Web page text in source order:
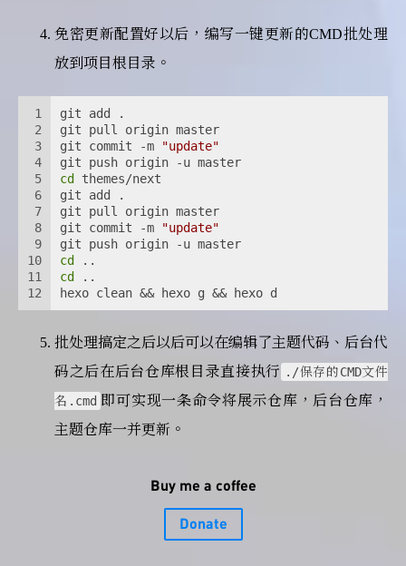
免密更新配置好以后，编写一键更新的CMD批处理
放到项目根目录。
1
2
3
4
5
6
7
8
9
10
11
12
git add .
git pull origin master
git commit -m
"update"
git push origin -u master
cd
themes/next
git add .
git pull origin master
git commit -m
"update"
git push origin -u master
cd
..
cd
..
hexo clean && hexo g && hexo d
批处理搞定之后以后可以在编辑了主题代码、后台代
码之后在后台仓库根目录直接执行 ./保存的CMD文件
名.cmd 即可实现一条命令将展示仓库，后台仓库，
主题仓库一并更新。
Buy me a coffee
Donate